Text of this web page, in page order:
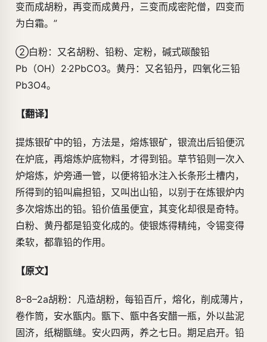
变而成胡粉，再变而成黄丹，三变而成密陀僧，四变而
为白霜。”
②白粉：又名胡粉、铅粉、定粉，碱式碳酸铅
Pb（OH）2·2PbCO3。黄丹：又名铅丹，四氧化三铅
Pb3O4。
【翻译】
提炼银矿中的铅，方法是，熔炼银矿，银流出后铅便沉
在炉底，再熔炼炉底物料，才得到铅。草节铅则一次入
炉熔炼，炉旁通一管，以便将铅水注入长条形土槽内，
所得到的铅叫扁担铅，又叫出山铅，以别于在炼银炉内
多次熔炼出的铅。铅价值虽便宜，其变化却很是奇特。
白粉、黄丹都是铅变化成的。使银炼得精纯，令锡变得
柔软，都靠铅的作用。
【原文】
8–8–2a胡粉：凡造胡粉，每铅百斤，熔化，削成薄片，
卷作筒，安水甑内。甑下、甑中各安醋一瓶，外以盐泥
固济，纸糊甑缝。安火四两，养之七日。期足启开。铅